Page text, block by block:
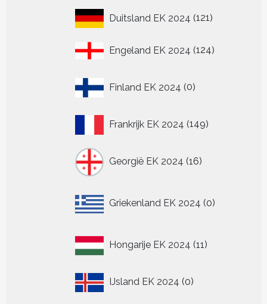
Duitsland EK 2024 121121
Engeland EK 2024 124124
Finland EK 2024 0
producten
Frankrijk EK 2024 149149
Georgië EK 2024 16
producten
Griekenland EK 2024 0
producten
Hongarije EK 2024 11
producten
IJsland EK 2024 00